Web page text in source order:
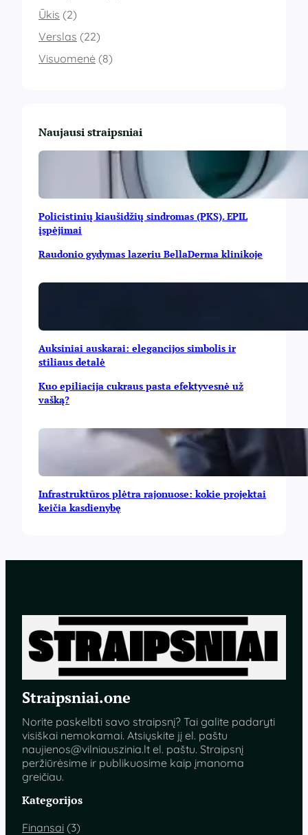
Ūkis (2)
Verslas (22)
Visuomenė (8)
Naujausi straipsniai
Policistinių kiaušidžių sindromas (PKS). EPIL
įspėjimai
Raudonio gydymas lazeriu BellaDerma klinikoje
Auksiniai auskarai: elegancijos simbolis ir
stiliaus detalė
Kuo epiliacija cukraus pasta efektyvesnė už
vašką?
Infrastruktūros plėtra rajonuose: kokie projektai
keičia kasdienybę
Straipsniai.one
Norite paskelbti savo straipsnį? Tai galite padaryti
visiškai nemokamai. Atsiųskite jį el. paštu
naujienos@vilniauszinia.lt el. paštu. Straipsnį
peržiūrėsime ir publikuosime kaip įmanoma
greičiau.
Kategorijos
Finansai (3)